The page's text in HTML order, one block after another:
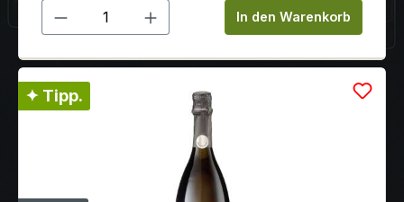
Produkt Anzahl: Gib denIn den Warenkorb
✦ Tipp.